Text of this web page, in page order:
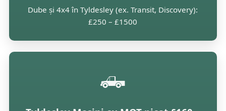
Dube și 4x4 în Tyldesley (ex. Transit, Discovery):
£250 – £1500
🛻